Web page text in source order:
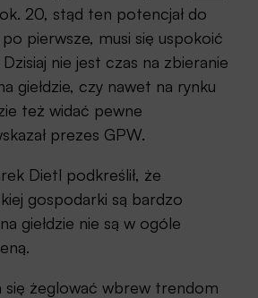
20, stąd ten potencjał do
pierwsze, musi się uspokoić
nie jest czas na zbieranie
giełdzie, czy nawet na rynku
też widać pewne
prezes GPW.
Dietl podkreślił, że
gospodarki są bardzo
giełdzie nie są w ogóle
się żeglować wbrew trendom